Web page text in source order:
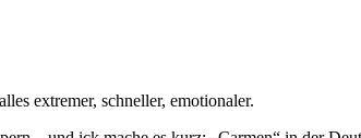
extremer, schneller, emotionaler.